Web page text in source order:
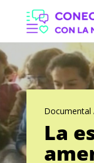
Documental
La